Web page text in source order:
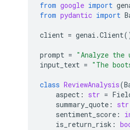
from google import
from pydantic import
client = genai .Client
prompt = "Analyze the
input_text = "The
class ReviewAnalysis(
aspect : str =
summary_quote : str
sentiment_score :
is_return_risk :